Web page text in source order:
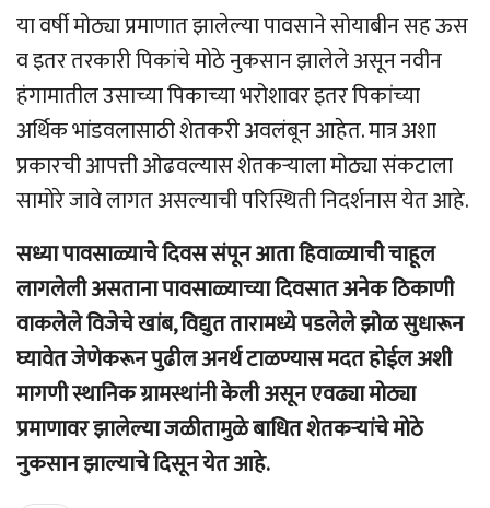
या वर्षी मोठ्या प्रमाणात झालेल्या पावसाने सोयाबीन सह ऊस
व इतर तरकारी पिकांचे मोठे नुकसान झालेले असून नवीन
हंगामातील उसाच्या पिकाच्या भरोशावर इतर पिकांच्या
अर्थिक भांडवलासाठी शेतकरी अवलंबून आहेत. मात्र अशा
प्रकारची आपत्ती ओढवल्यास शेतकऱ्याला मोठ्या संकटाला
सामोरे जावे लागत असल्याची परिस्थिती निदर्शनास येत आहे.
सध्या पावसाळ्याचे दिवस संपून आता हिवाळ्याची चाहूल
लागलेली असताना पावसाळ्याच्या दिवसात अनेक ठिकाणी
वाकलेले विजेचे खांब, विद्युत तारामध्ये पडलेले झोळ सुधारून
घ्यावेत जेणेकरून पुढील अनर्थ टाळण्यास मदत होईल अशी
मागणी स्थानिक ग्रामस्थांनी केली असून एवढ्या मोठ्या
प्रमाणावर झालेल्या जळीतामुळे बाधित शेतकऱ्यांचे मोठे
नुकसान झाल्याचे दिसून येत आहे.